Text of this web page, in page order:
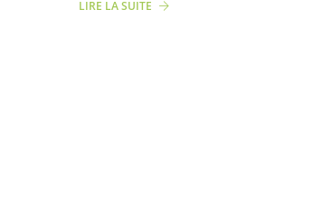
LIRE LA SUITE